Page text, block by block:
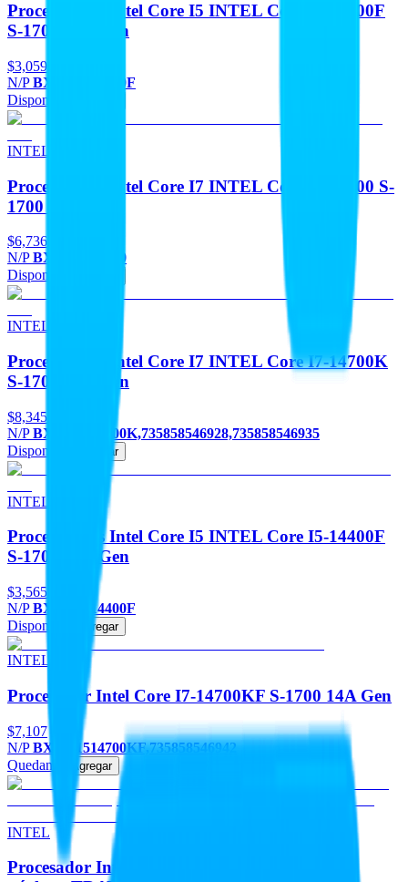
Procesadores Intel Core I5 INTEL Core I5-12400F
S-1700 12A Gen
$3,059
N/PBX8071512400F
Disponible
INTEL
Procesadores Intel Core I7 INTEL Core I7-12700 S-
1700 12A Gen
$6,736
N/PBX8071512700
Disponible
INTEL
Procesadores Intel Core I7 INTEL Core I7-14700K
S-1700 14A Gen
$8,345
N/PBX8071514700K,735858546928,735858546935
Disponible
Agregar
INTEL
Procesadores Intel Core I5 INTEL Core I5-14400F
S-1700 14A Gen
$3,565
N/PBX8071514400F
Disponible
Agregar
INTEL
Procesador Intel Core I7-14700KF S-1700 14A Gen
$7,107
N/PBX8071514700KF,735858546942
Quedan 2
Agregar
INTEL
Procesador Intel Core i5-14400F 2.50 Ghz - 10